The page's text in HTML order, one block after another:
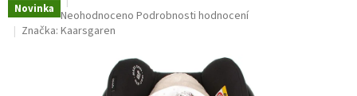
Novinka Průměrné
hodnocení
Neohodnoceno Podrobnosti hodnocení
Značka: Kaarsgaren